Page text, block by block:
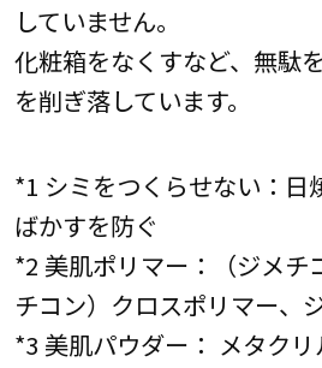
していません。
化粧箱をなくすなど、無駄
を削ぎ落しています。
*1 シミをつくらせない：日
ばかすを防ぐ
*2 美肌ポリマー：（ジメチ
チコン）クロスポリマー、
*3 美肌パウダー： メタク